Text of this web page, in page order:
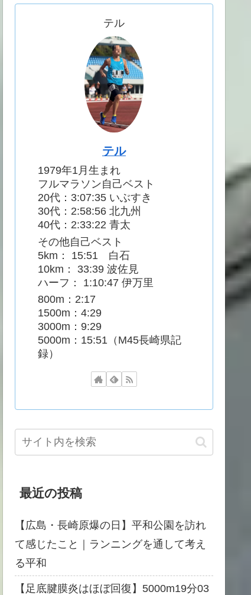
テル
テル
1979年1月生まれ
フルマラソン自己ベスト
20代：3:07:35 いぶすき
30代：2:58:56 北九州
40代：2:33:22 青太
その他自己ベスト
5km： 15:51 白石
10km： 33:39 波佐見
ハーフ： 1:10:47 伊万里
800m：2:17
1500m：4:29
3000m：9:29
5000m：15:51（M45長崎県記
録）
最近の投稿
【広島・長崎原爆の日】平和公園を訪れ
て感じたこと｜ランニングを通して考え
る平和
【足底腱膜炎はほぼ回復】5000m19分03